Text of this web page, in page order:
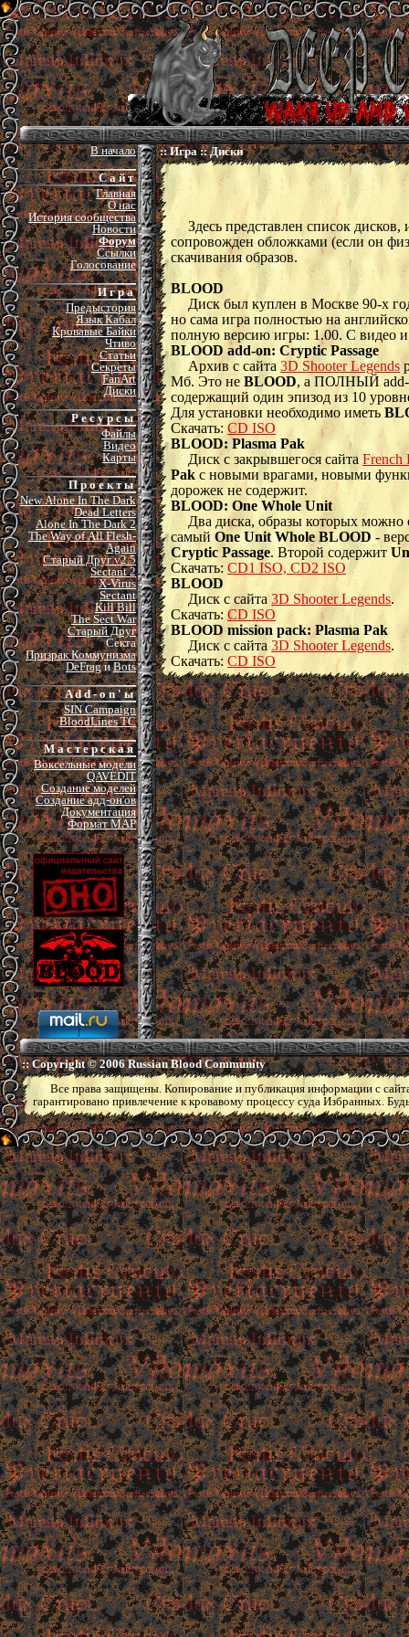
В начало
С а й т
Главная
О нас
История сообщества
Новости
Форум
Ссылки
Голосование
И г р а
Предыстория
Язык Кабал
Кровавые Байки
Чтиво
Статьи
Секреты
FanArt
Диски
Р е с у р с ы
Файлы
Видео
Карты
П р о е к т ы
New Alone In The Dark
Dead Letters
Alone In The Dark 2
The Way of All Flesh-
Again
Старый Друг v2.5
Sectant 2
X-Virus
Sectant
Kill Bill
The Sect War
Старый Друг
Секта
Призрак Коммунизма
DeFragиBots
A d d - o n ' ы
SIN Campaign
BloodLines TC
М а с т е р с к а я
Воксельные модели
QAVEDIT
Создание моделей
Создание адд-он'ов
Документация
Формат MAP
:: Игра :: Диски
Здесь представлен список
сопровожден обложками (если он
скачивания образов.
BLOOD
Диск был куплен в Москве 90-х
но сама игра полностью на
полную версию игры: 1.00. С видео
BLOOD add-on: Cryptic Passage
Архив с сайта3D Shooter Legends
Мб. Это не BLOOD, а ПОЛНЫЙ
содержащий один эпизод из 10
Для установки необходимо иметь
Скачать: CD ISO
BLOOD: Plasma Pak
Диск с закрывшегося сайтаFrench
Pakс новыми врагами, новыми
дорожек не содержит.
BLOOD: One Whole Unit
Два диска, образы которых можно
самый One Unit Whole BLOOD -
Cryptic Passage. Второй содержит
Скачать: CD1 ISO, CD2 ISO
BLOOD
Диск с сайта3D Shooter Legends.
Скачать: CD ISO
BLOOD mission pack: Plasma Pak
Диск с сайта3D Shooter Legends.
Скачать: CD ISO
:: Copyright © 2006 Russian Blood Community
Все права защищены. Копирование и публикация информации с
гарантировано привлечение к кровавому процессу суда Избранных.